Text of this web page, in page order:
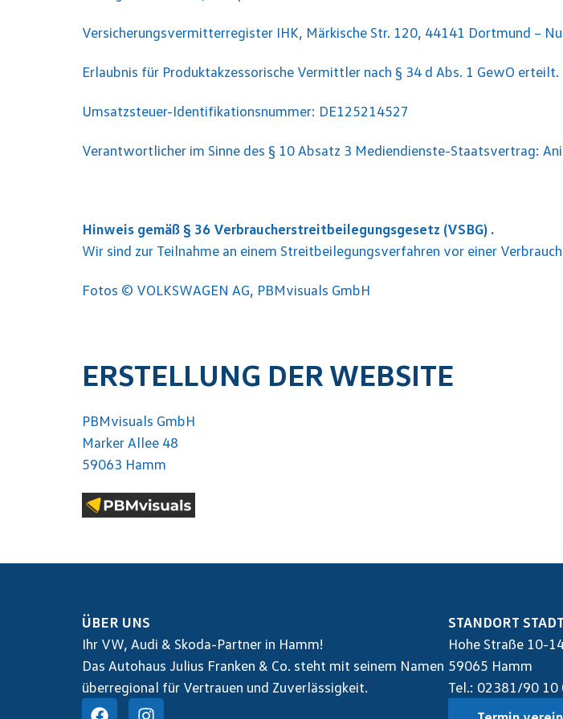
Versicherungsvermitterregister IHK, Märkische Str. 120, 44141 Dortmund –
Erlaubnis für Produktakzessorische Vermittler nach § 34 d Abs. 1 GewO erteilt.
Umsatzsteuer-Identifikationsnummer: DE125214527
Verantwortlicher im Sinne des § 10 Absatz 3 Mediendienste-Staatsvertrag:
Hinweis gemäß § 36 Verbraucherstreitbeilegungsgesetz (VSBG) .
Wir sind zur Teilnahme an einem Streitbeilegungsverfahren vor einer
Fotos © VOLKSWAGEN AG, PBMvisuals GmbH
ERSTELLUNG DER WEBSITE
PBMvisuals GmbH
Marker Allee 48
59063 Hamm
ÜBER UNS
Ihr VW, Audi & Skoda-Partner in Hamm!
Das Autohaus Julius Franken & Co. steht mit seinem Namen
überregional für Vertrauen und Zuverlässigkeit.
STANDORT
Hohe Straße 10-
59065 Hamm
Tel.: 02381/90 10